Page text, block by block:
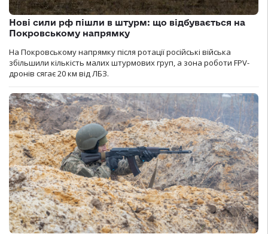
Нові сили рф пішли в штурм: що відбувається на
Покровському напрямку
На Покровському напрямку після ротації російські війська
збільшили кількість малих штурмових груп, а зона роботи FPV-
дронів сягає 20 км від ЛБЗ.